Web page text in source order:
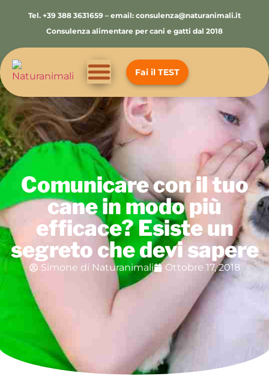
Tel. +39 388 3631659 – email: consulenza@naturanimali.it
Consulenza alimentare per cani e gatti dal 2018
Fai il TEST
Comunicare con il tuo
cane in modo più
efficace? Esiste un
segreto che devi sapere
Simone di Naturanimali Ottobre 17, 2018